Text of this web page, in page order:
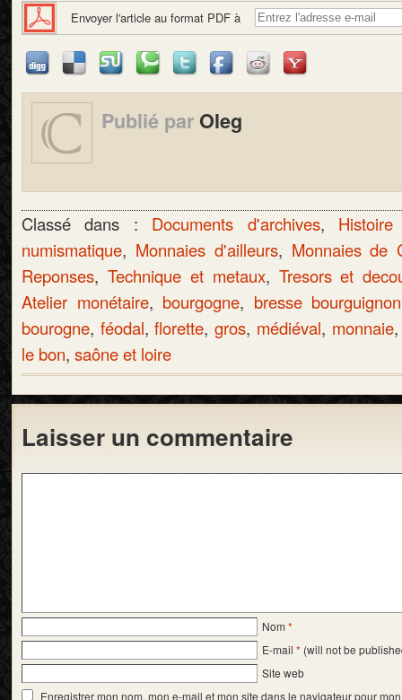
Envoyer l'article au format PDF à
Publié par Oleg
Classé dans : Documents d'archives,
numismatique, Monnaies d'ailleurs, Monnaies de
Reponses, Technique et metaux, Tresors et
Atelier monétaire, bourgogne, bresse
bourogne, féodal,florette,gros, médiéval, monnaie
le bon, saône et loire
Laisser un commentaire
Nom *
E-mail * (will not be
Site web
Enregistrer mon nom, mon e-mail et mon site dans le navigateur pour